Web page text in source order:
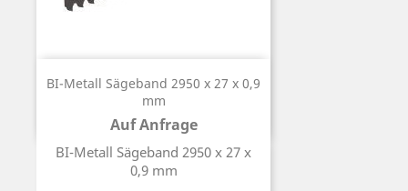
BI-Metall Sägeband 2950 x 27 x 0,9
mm
Auf Anfrage
Preis
BI-Metall Sägeband 2950 x 27 x
0,9 mm